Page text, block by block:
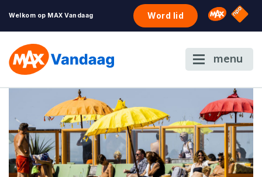
Welkom op MAX Vandaag Word lid Omroep
NPO
menu